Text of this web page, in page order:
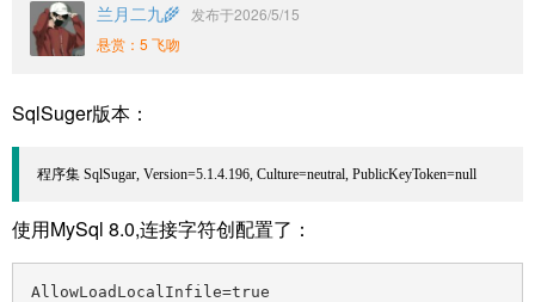
兰月二九🌾
发布于2026/5/15
悬赏：5 飞吻
SqlSuger版本：
程序集 SqlSugar, Version=5.1.4.196, Culture=neutral, PublicKeyToken=null
使用MySql 8.0,连接字符创配置了：
AllowLoadLocalInfile=true